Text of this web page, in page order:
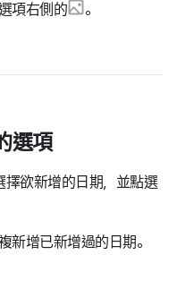
項右側的 。
選項
擇欲新增的日期，並點選
新增已新增過的日期。